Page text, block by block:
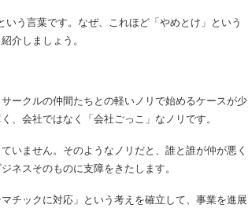
う言葉です。なぜ、これほど「やめとけ」という
介しましょう。
ークルの仲間たちとの軽いノリで始めるケースが少
、会社ではなく「会社ごっこ」なノリです。
いません。そのようなノリだと、誰と誰が仲が悪く
ネスそのものに支障をきたします。
チックに対応」という考えを確立して、事業を進展